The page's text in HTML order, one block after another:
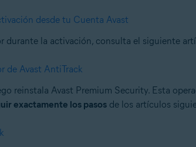
desde tu Cuenta Avast
durante la activación, consulta el siguiente
de Avast AntiTrack
reinstala Avast Premium Security. Esta
exactamente los pasosde los artículos